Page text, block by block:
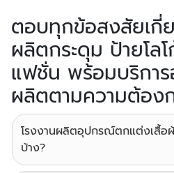
ตอบทุกข้อสงสัยเกี่
ผลิตกระดุม ป้ายโล
แฟชั่น พร้อมบริกา
ผลิตตามความต้อง
โรงงานผลิตอุปกรณ์ตกแต่งเสื้อผ้
บ้าง?